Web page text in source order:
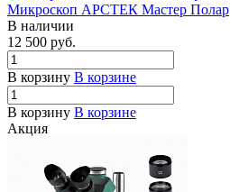
Микроскоп АРСТЕК Мастер Полар
В наличии
12 500 руб.
В корзину В корзине
В корзину В корзине
Акция